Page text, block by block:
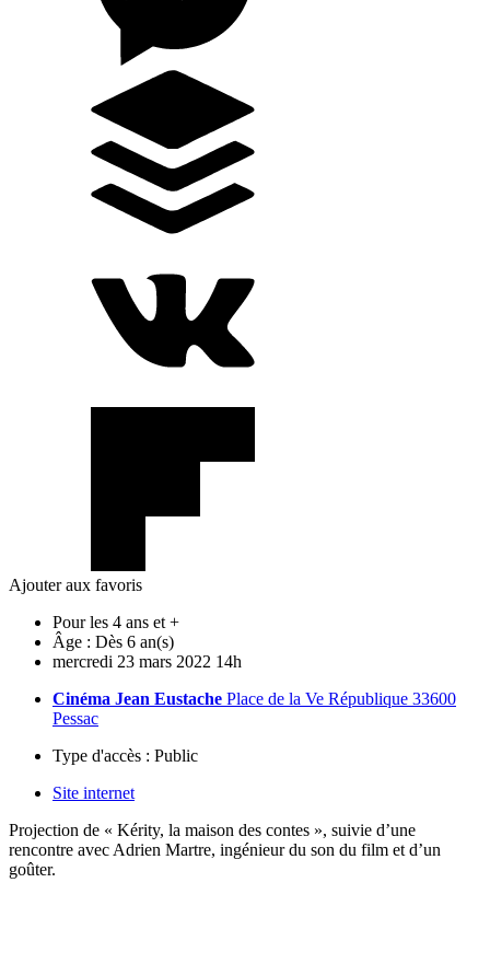
Ajouter aux favoris
Pour les 4 ans et +
Âge : Dès 6 an(s)
mercredi 23 mars 2022 14h
Cinéma Jean Eustache Place de la Ve République 33600
Pessac
Type d'accès : Public
Site internet
Projection de « Kérity, la maison des contes », suivie d’une
rencontre avec Adrien Martre, ingénieur du son du film et d’un
goûter.